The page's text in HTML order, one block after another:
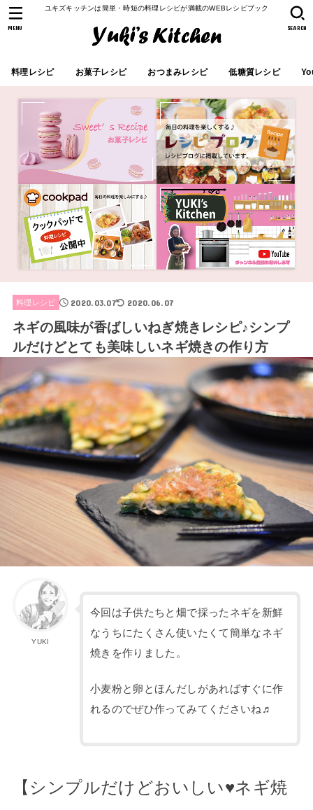
ユキズキッチンは簡単・時短の料理レシピが満載のWEBレシピブック
料理レシピ お菓子レシピ おつまみレシピ 低糖質レシピ
SEARCH
MENU
料理レシピ 2020.03.07 2020.06.07
ネギの風味が香ばしいねぎ焼きレシピ♪シンプ
ルだけどとても美味しいネギ焼きの作り方
YUKI
今回は子供たちと畑で採ったネギを新鮮
なうちにたくさん使いたくて簡単なネギ
焼きを作りました。
小麦粉と卵とほんだしがあればすぐに作
れるのでぜひ作ってみてくださいね♬
【シンプルだけどおいしい♥ネギ焼